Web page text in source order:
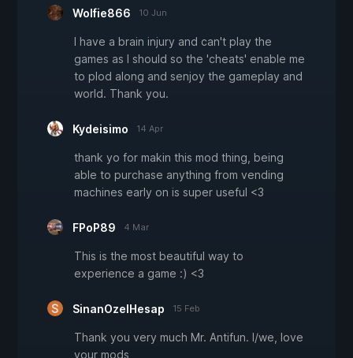
Wolfie866 10 Jun
I have a brain injury and can't play the
games as I should so the 'cheats' enable me
to plod along and senjoy the gameplay and
world. Thank you.
Kydeisimo 14 Apr
thank yo for makin this mod thing, being
able to purchase anything from vending
machines early on is super useful <3
FPoP89 4 Mar
This is the most beautiful way to
experience a game :) <3
SinanOzelHesap 15 Feb
Thank you very much Mr. Antifun. I/we, love
your mods